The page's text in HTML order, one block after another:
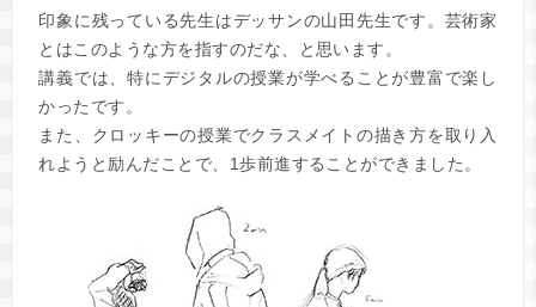
印象に残っている先生はデッサンの山田先生です。芸術家
とはこのような方を指すのだな、と思います。
講義では、特にデジタルの授業が学べることが豊富で楽し
かったです。
また、クロッキーの授業でクラスメイトの描き方を取り入
れようと励んだことで、1歩前進することができました。